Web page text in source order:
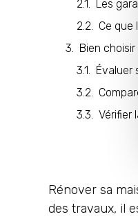
Les
Ce que
Bien
Évaluer
Vérifier
Rénover sa
des travaux, il